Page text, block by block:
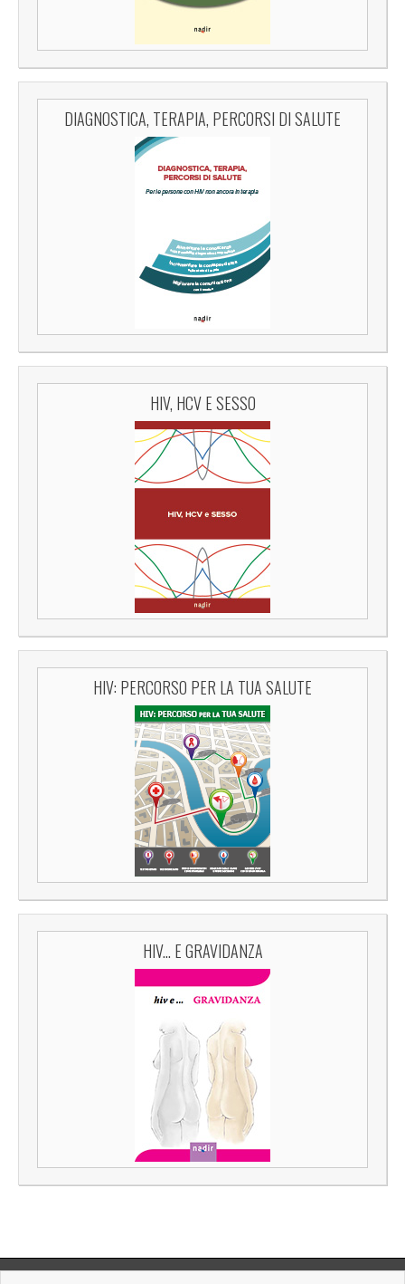
DIAGNOSTICA, TERAPIA, PERCORSI DI SALUTE
HIV, HCV E SESSO
HIV: PERCORSO PER LA TUA SALUTE
HIV... E GRAVIDANZA